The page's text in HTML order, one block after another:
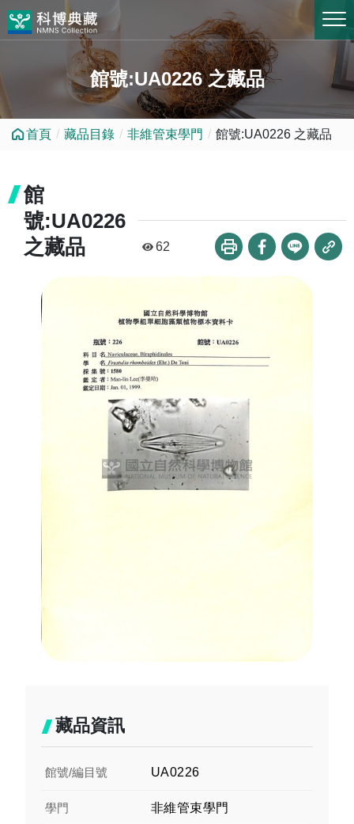
館號:UA0226 之藏品
首頁 藏品目錄 非維管束學門 館號:UA0226 之藏品
館
號:UA0226
之藏品
62
藏品資訊
館號/編目號 UA0226
學門 非維管束學門